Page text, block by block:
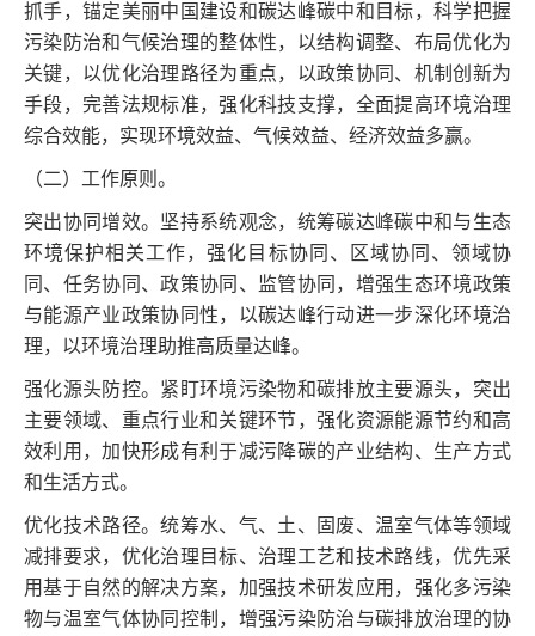
抓手，锚定美丽中国建设和碳达峰碳中和目标，科学把握
污染防治和气候治理的整体性，以结构调整、布局优化为
关键，以优化治理路径为重点，以政策协同、机制创新为
手段，完善法规标准，强化科技支撑，全面提高环境治理
综合效能，实现环境效益、气候效益、经济效益多赢。
（二）工作原则。
突出协同增效。坚持系统观念，统筹碳达峰碳中和与生态
环境保护相关工作，强化目标协同、区域协同、领域协
同、任务协同、政策协同、监管协同，增强生态环境政策
与能源产业政策协同性，以碳达峰行动进一步深化环境治
理，以环境治理助推高质量达峰。
强化源头防控。紧盯环境污染物和碳排放主要源头，突出
主要领域、重点行业和关键环节，强化资源能源节约和高
效利用，加快形成有利于减污降碳的产业结构、生产方式
和生活方式。
优化技术路径。统筹水、气、土、固废、温室气体等领域
减排要求，优化治理目标、治理工艺和技术路线，优先采
用基于自然的解决方案，加强技术研发应用，强化多污染
物与温室气体协同控制，增强污染防治与碳排放治理的协